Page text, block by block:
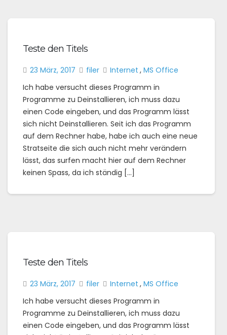
Teste den Titels
23 März, 2017 filer Internet , MS Office
Ich habe versucht dieses Programm in
Programme zu Deinstallieren, ich muss dazu
einen Code eingeben, und das Programm lässt
sich nicht Deinstallieren. Seit ich das Programm
auf dem Rechner habe, habe ich auch eine neue
Stratseite die sich auch nicht mehr verändern
lässt, das surfen macht hier auf dem Rechner
keinen Spass, da ich ständig […]
Teste den Titels
23 März, 2017 filer Internet , MS Office
Ich habe versucht dieses Programm in
Programme zu Deinstallieren, ich muss dazu
einen Code eingeben, und das Programm lässt